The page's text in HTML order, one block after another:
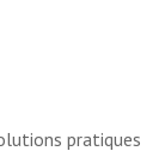
pratiques